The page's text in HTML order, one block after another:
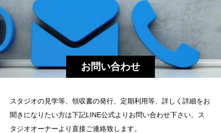
お問い合わせ
スタジオの見学等、領収書の発行、定期利用等、詳しく詳細をお
聞きになりたい方は下記LINE公式よりお問い合わせ下さい。ス
タジオオーナーより直接ご連絡致します。